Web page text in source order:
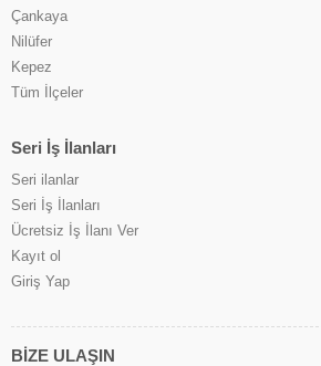
Çankaya
Nilüfer
Kepez
Tüm İlçeler
Seri İş İlanları
Seri ilanlar
Seri İş İlanları
Ücretsiz İş İlanı Ver
Kayıt ol
Giriş Yap
BİZE ULAŞIN